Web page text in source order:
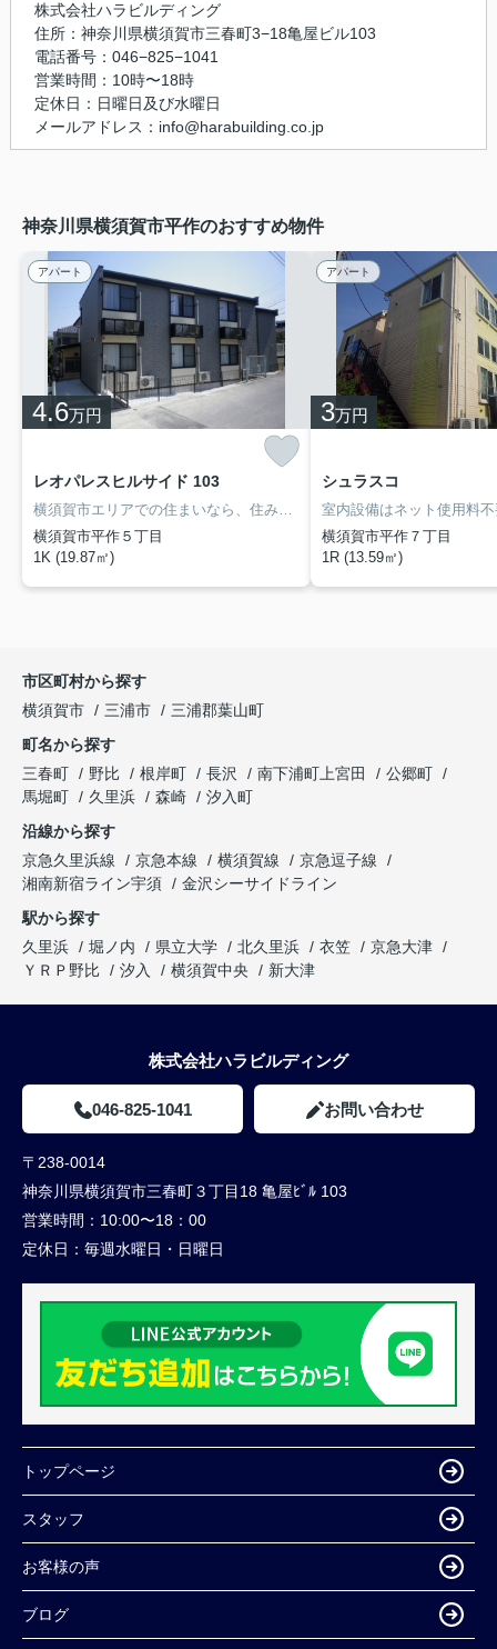
株式会社ハラビルディング
住所：神奈川県横須賀市三春町3−18亀屋ビル103
電話番号：046−825−1041
営業時間：10時〜18時
定休日：日曜日及び水曜日
メールアドレス：info@harabuilding.co.jp
神奈川県横須賀市平作のおすすめ物件
アパート
4.6万円
レオパレスヒルサイド 103
横須賀市エリアでの住まいなら、住み心地も快適な「レオパレスヒルサイド」はいかがでしょうか。知らない来訪者が来てもインターホン越しに確認できるので防犯対策につながります。こちらの物件は家賃5万円以下でご契約いただけます。お部屋の情報から周辺地域の情報までお任せください。当社では、地域に詳しい熟練スタッフが横須賀市や衣笠付近でのお部屋探しをサポート致します。
横須賀市平作５丁目
1K (19.87㎡)
アパート
3万円
シュラスコ
横須賀市平作７丁目
1R (13.59㎡)
市区町村から探す
横須賀市
三浦市
三浦郡葉山町
町名から探す
三春町
野比 根岸町 長沢 南下浦町上宮田
公郷町
馬堀町
久里浜 森崎
汐入町
沿線から探す
京急久里浜線
京急本線 横須賀線
京急逗子線
湘南新宿ライン宇須
金沢シーサイドライン
駅から探す
久里浜
堀ノ内 県立大学 北久里浜 衣笠
京急大津
ＹＲＰ野比
汐入 横須賀中央 新大津
株式会社ハラビルディング
046-825-1041 お問い合わせ
〒238-0014
神奈川県横須賀市三春町３丁目18 亀屋ﾋﾞﾙ 103
営業時間： 10:00〜18：00
定休日： 毎週水曜日・日曜日
トップページ
スタッフ
お客様の声
ブログ